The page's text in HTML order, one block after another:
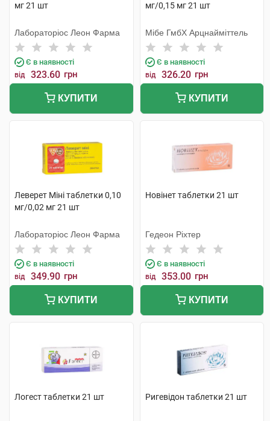
мг 21 шт
Лабораторіос Леон Фарма
Є в наявності
від 323.60 грн
КУПИТИ
мг/0,15 мг 21 шт
Мібе ГмбХ Арцнайміттель
Є в наявності
від 326.20 грн
КУПИТИ
Леверет Міні таблетки 0,10
мг/0,02 мг 21 шт
Лабораторіос Леон Фарма
Є в наявності
від 349.90 грн
КУПИТИ
Новінет таблетки 21 шт
Гедеон Ріхтер
Є в наявності
від 353.00 грн
КУПИТИ
Логест таблетки 21 шт Ригевідон таблетки 21 шт